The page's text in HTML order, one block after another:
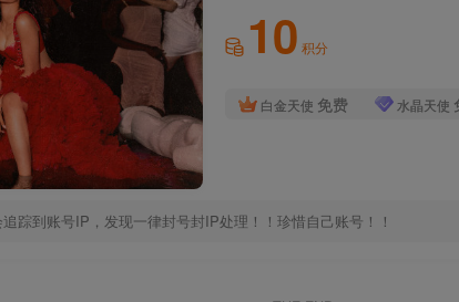
10 积分
白金天使 免费 水晶天使
踪到账号IP，发现一律封号封IP处理！！珍惜自己账号！！